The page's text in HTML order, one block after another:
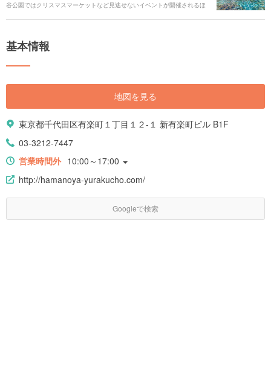
谷公園ではクリスマスマーケットなど見逃せないイベントが開催されるほ
[keyword_link:日比谷公園 ランチ|https://haveagood.holiday/articles/1365]
[keyword_link:日比谷公園 テイクアウ
ストラン|https://haveagood.holiday/articles/1366] [keyword_link:日比谷公
園 駐車場|https://haveagood.holiday/articles/1370] [keyword_link:日比谷
公園 アクセス|https://haveagood.holiday/articles/1348]
基本情報
地図を見る
東京都千代田区有楽町１丁目１２-１ 新有楽町ビル B1F
03-3212-7447
営業時間外 10:00～17:00
http://hamanoya-yurakucho.com/
Googleで検索